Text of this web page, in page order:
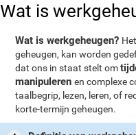
Wat is
Wat is werkgeheugen?
geheugen, kan worden
dat ons in staat stelt om
manipulerenen complexe
taalbegrip, lezen, leren, of
korte-termijn geheugen.